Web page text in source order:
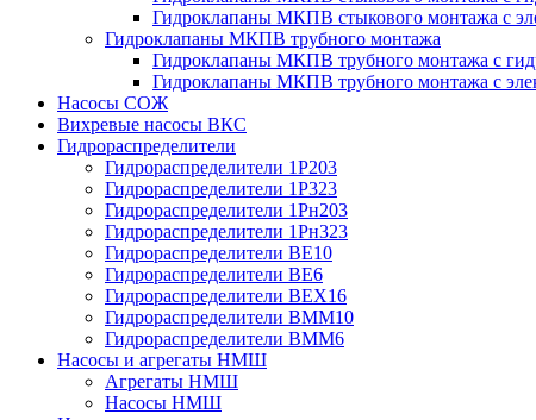
Гидроклапаны МКПВ стыкового монтажа с
Гидроклапаны МКПВ трубного монтажа
Гидроклапаны МКПВ трубного монтажа с
Гидроклапаны МКПВ трубного монтажа с
Насосы СОЖ
Вихревые насосы ВКС
Гидрораспределители
Гидрораспределители 1Р203
Гидрораспределители 1Р323
Гидрораспределители 1Рн203
Гидрораспределители 1Рн323
Гидрораспределители ВЕ10
Гидрораспределители ВЕ6
Гидрораспределители ВЕХ16
Гидрораспределители ВММ10
Гидрораспределители ВММ6
Насосы и агрегаты НМШ
Агрегаты НМШ
Насосы НМШ